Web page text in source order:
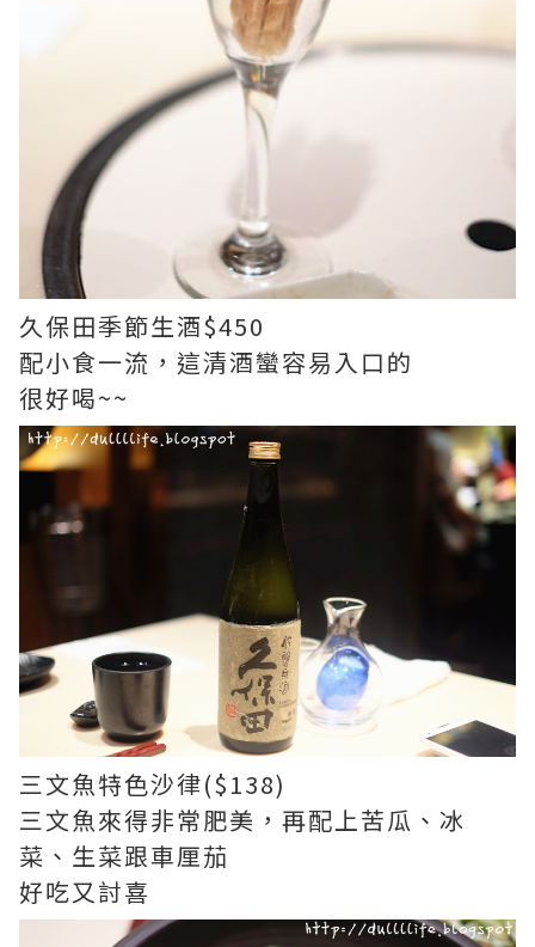
久保田季節生酒$450
配小食一流，這清酒蠻容易入口的
很好喝~~
三文魚特色沙律($138)
三文魚來得非常肥美，再配上苦瓜、冰
菜、生菜跟車厘茄
好吃又討喜